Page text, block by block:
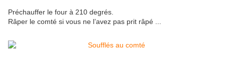
Préchauffer le four à 210 degrés.
Râper le comté si vous ne l’avez pas prit râpé ...